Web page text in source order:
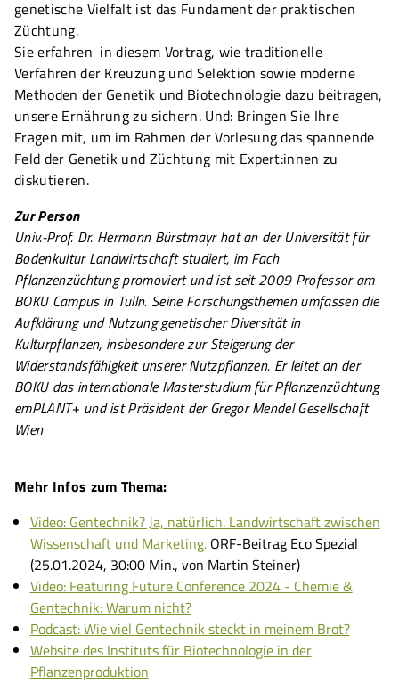
genetische Vielfalt ist das Fundament der praktischen
Züchtung.
Sie erfahren in diesem Vortrag, wie traditionelle
Verfahren der Kreuzung und Selektion sowie moderne
Methoden der Genetik und Biotechnologie dazu beitragen,
unsere Ernährung zu sichern. Und: Bringen Sie Ihre
Fragen mit, um im Rahmen der Vorlesung das spannende
Feld der Genetik und Züchtung mit Expert:innen zu
diskutieren.
Zur Person
Univ.-Prof. Dr. Hermann Bürstmayr hat an der Universität für
Bodenkultur Landwirtschaft studiert, im Fach
Pflanzenzüchtung promoviert und ist seit 2009 Professor am
BOKU Campus in Tulln. Seine Forschungsthemen umfassen die
Aufklärung und Nutzung genetischer Diversität in
Kulturpflanzen, insbesondere zur Steigerung der
Widerstandsfähigkeit unserer Nutzpflanzen. Er leitet an der
BOKU das internationale Masterstudium für Pflanzenzüchtung
emPLANT+ und ist Präsident der Gregor Mendel Gesellschaft
Wien
Mehr Infos zum Thema:
Video: Gentechnik? Ja, natürlich. Landwirtschaft zwischen
Wissenschaft und Marketing.ORF-Beitrag Eco Spezial
(25.01.2024, 30:00 Min., von Martin Steiner)
Video: Featuring Future Conference 2024 - Chemie &
Gentechnik: Warum nicht?
Podcast: Wie viel Gentechnik steckt in meinem Brot?
Website des Instituts für Biotechnologie in der
Pflanzenproduktion